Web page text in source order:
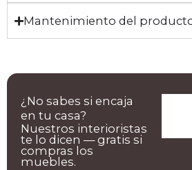
Mantenimiento del
¿No sabes si encaja
en tu casa?
Nuestros interioristas
te lo dicen — gratis si
compras los
muebles.